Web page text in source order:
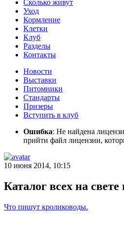
Сколько живут
Уход
Кормление
Клетки
Клуб
Разделы
Контакты
Новости
Выставки
Питомники
Стандарты
Призеры
Вступить в клуб
Ошибка: Не найдена
прийти файл лицензии,
10 июня 2014, 10:15
Каталог всех на свете
Что пишут кролиководы.